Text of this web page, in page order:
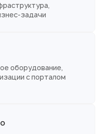
задачи
оборудование,
с порталом